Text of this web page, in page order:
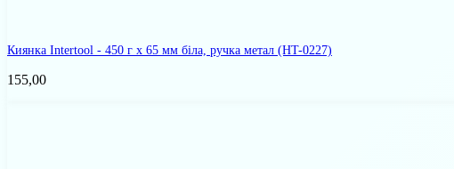
Киянка Intertool - 450 г х 65 мм біла, ручка метал (HT-0227)
155,00